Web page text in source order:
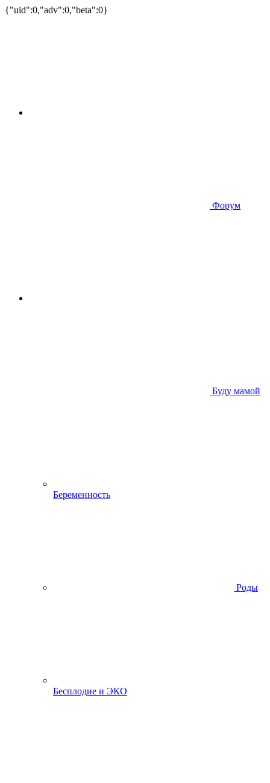
{"uid":0,"adv":0,"beta":0}
Форум
Буду мамой
Беременность
Роды
Бесплодие и ЭКО